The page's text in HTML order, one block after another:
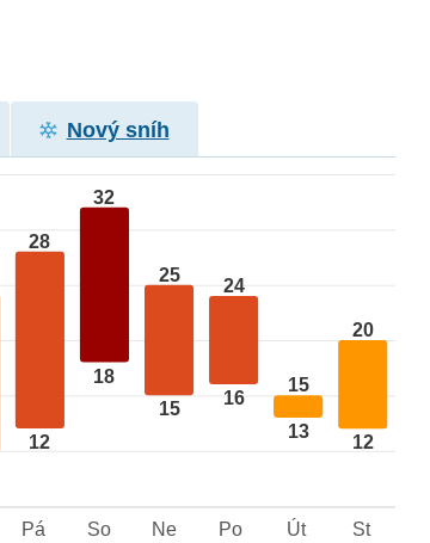
Nový sníh
28
12
32
18
25
15
24
16
15
13
20
12
Pá So Ne Po Út St